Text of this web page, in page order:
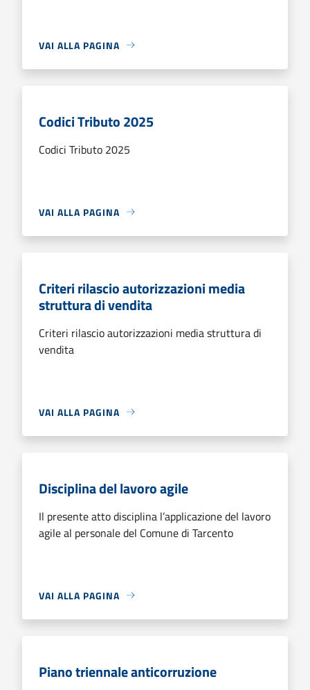
VAI ALLA PAGINA
Codici Tributo 2025
Codici Tributo 2025
VAI ALLA PAGINA
Criteri rilascio autorizzazioni media
struttura di vendita
Criteri rilascio autorizzazioni media struttura di
vendita
VAI ALLA PAGINA
Disciplina del lavoro agile
Il presente atto disciplina l’applicazione del lavoro
agile al personale del Comune di Tarcento
VAI ALLA PAGINA
Piano triennale anticorruzione